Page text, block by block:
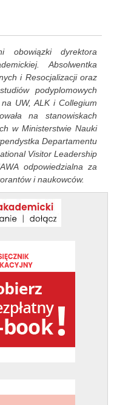
obowiązki dyrektora
Absolwentka
i Resocjalizacji oraz
podyplomowych
UW, ALK i Collegium
na stanowiskach
w Ministerstwie Nauki
Departamentu
Visitor Leadership
odpowiedzialna za
i naukowców.